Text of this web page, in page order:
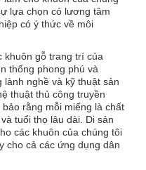
lựa chọn có lương tâm
có ý thức về môi
khuôn gỗ trang trí của
thống phong phú và
nghề và kỹ thuật sản
thuật thủ công truyền
rằng mỗi miếng là chất
tuổi thọ lâu dài. Di sản
các khuôn của chúng tôi
cho cả các ứng dụng dân